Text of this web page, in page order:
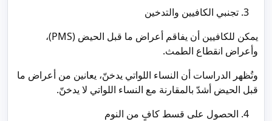
تجنبي الكافيين والتدخين
يمكن للكافيين أن يفاقم أعراض ما قبل الحيض (PMS)،
وأعراض انقطاع الطمث.
وتُظهر الدراسات أن النساء اللواتي يدخنّ، يعانين من أعراض ما
قبل الحيض أشدّ بالمقارنة مع النساء اللواتي لا يدخنّ.
الحصول على قسط كافٍ من النوم